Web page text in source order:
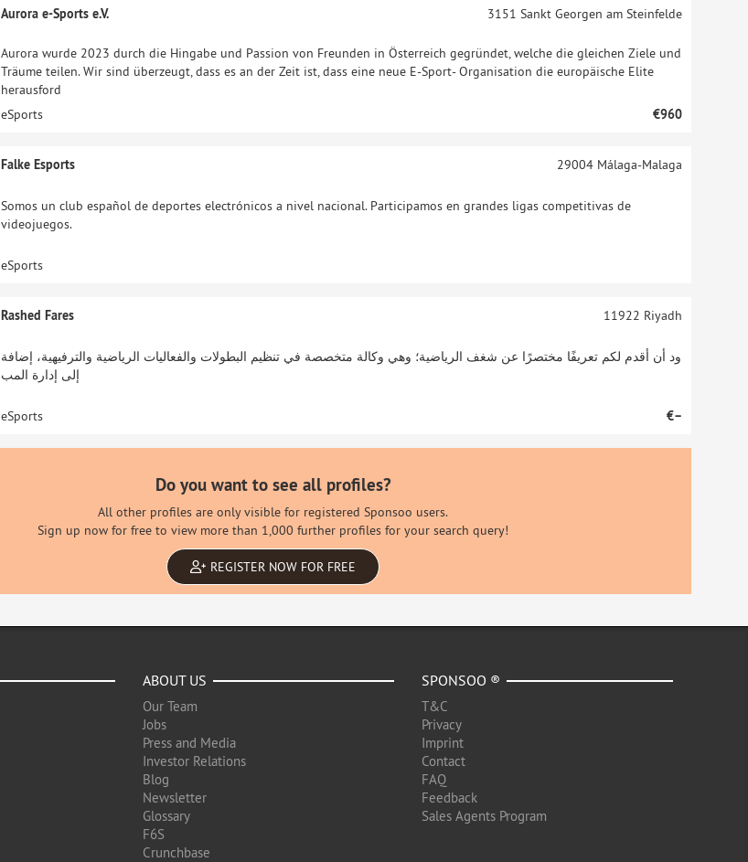
Aurora e-Sports e.V.
Aurora wurde 2023 durch die Hingabe und Passion von Freunden in Österreich gegründet, welche die gleichen Ziele und
Träume teilen. Wir sind überzeugt, dass es an der Zeit ist, dass eine neue E-Sport- Organisation die europäische Elite
herausford
3151 Sankt Georgen am Steinfelde
eSports €960
Falke Esports
Somos un club español de deportes electrónicos a nivel nacional. Participamos en grandes ligas competitivas de
videojuegos.
29004Málaga-Malaga
eSports
Rashed Fares
ود أن أقدم لكم تعريفًا مختصرًا عن شغف الرياضية؛ وهي وكالة متخصصة في تنظيم البطولات والفعاليات الرياضية والترفيهية، إضافة
إلى إدارة المب
11922 Riyadh
eSports €–
Do you want to see all profiles?
All other profiles are only visible for registered Sponsoo users.
Sign up now for free to view more than 1,000 further profiles for your search query!
REGISTER NOW FOR FREE
ABOUT US
Our Team
Jobs
Press and Media
Investor Relations
Blog
Newsletter
Glossary
F6S
Crunchbase
SPONSOO ®
T&C
Privacy
Imprint
Contact
FAQ
Feedback
Sales Agents Program